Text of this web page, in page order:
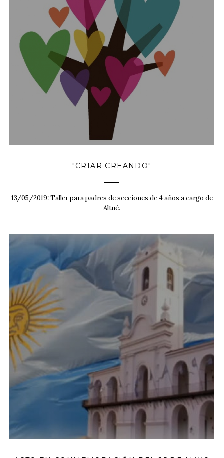
"CRIAR CREANDO"
13/05/2019: Taller para padres de secciones de 4 años a cargo de
Altué.